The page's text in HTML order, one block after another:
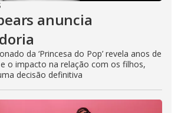
anuncia
da ‘Princesa do Pop’ revela anos de
o impacto na relação com os filhos,
decisão definitiva